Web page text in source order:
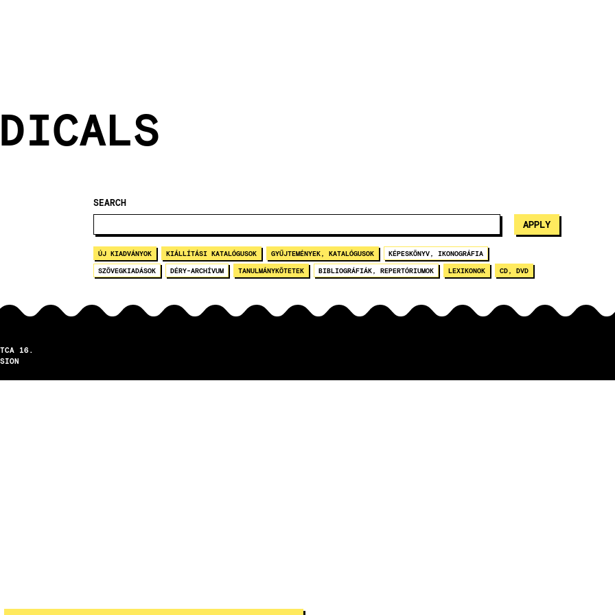
SEARCH
ÚJ KIADVÁNYOK KIÁLLÍTÁSI KATALÓGUSOK GYŰJTEMÉNYEK, KATALÓGUSOK KÉPESKÖNYV, IKONOGRÁFIA
SZÖVEGKIADÁSOK DÉRY-ARCHÍVUM TANULMÁNYKÖTETEK BIBLIOGRÁFIÁK, REPERTÓRIUMOK LEXIKONOK CD, DVD
16.